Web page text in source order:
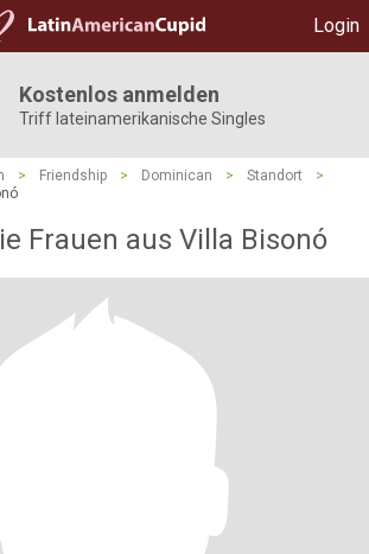
Login
Kostenlos anmelden
Triff lateinamerikanische Singles
> Friendship > Dominican > Standort
>
Frauen aus Villa Bisonó